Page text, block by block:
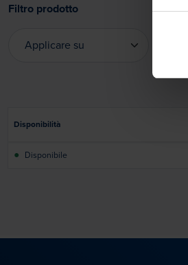
Filtro prodotto
Applicare su
Disponibilità
● Disponibile